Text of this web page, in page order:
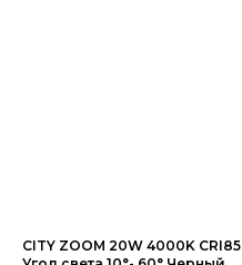
CITY ZOOM 20W 4000K CRI85